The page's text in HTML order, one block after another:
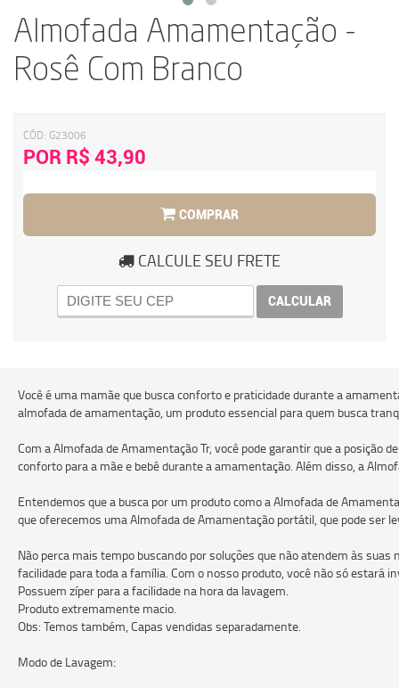
Almofada Amamentação -
Rosê Com Branco
CÓD: G23006
POR R$ 43,90
COMPRAR
CALCULE SEU FRETE
CALCULAR
Você é uma mamãe que busca conforto e praticidade durante a
almofada de amamentação, um produto essencial para quem busca
Com a Almofada de Amamentação Tr, você pode garantir que a posição
conforto para a mãe e bebê durante a amamentação. Além disso, a
Entendemos que a busca por um produto como a Almofada de
que oferecemos uma Almofada de Amamentação portátil, que pode ser
Não perca mais tempo buscando por soluções que não atendem às
facilidade para toda a família. Com o nosso produto, você não só estará
Possuem zíper
Produto extremamente macio.
Obs: Temos também, Capas vendidas separadamente.
Modo de Lavagem: